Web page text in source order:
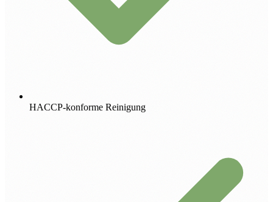
HACCP-konforme Reinigung